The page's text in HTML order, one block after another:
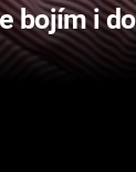
bojím i